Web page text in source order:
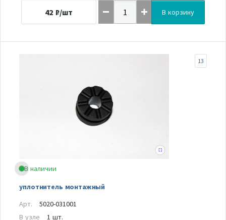
42 ₽/шт В корзину
В наличии
уплотнитель монтажный
13
Арт.
5020-031001
В узле
1 шт.